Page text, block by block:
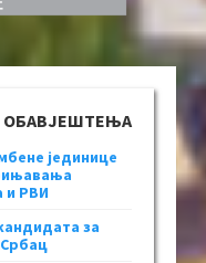
ОБАВЈЕШТЕЊА
јединице
и РВИ
за